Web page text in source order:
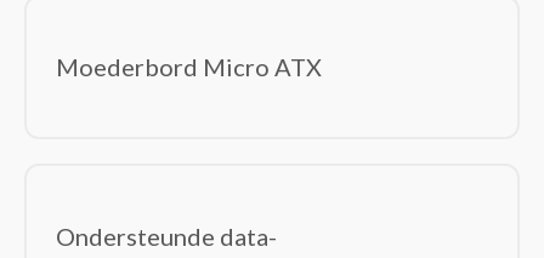
Moederbord Micro ATX
Ondersteunde data-